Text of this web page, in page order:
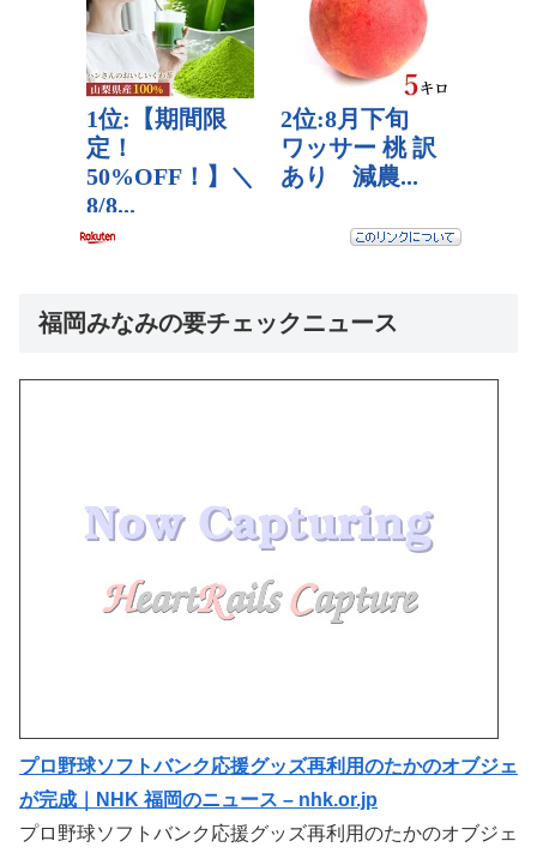
福岡みなみの要チェックニュース
プロ野球ソフトバンク応援グッズ再利用のたかのオブジェ
が完成｜NHK 福岡のニュース – nhk.or.jp
プロ野球ソフトバンク応援グッズ再利用のたかのオブジェ